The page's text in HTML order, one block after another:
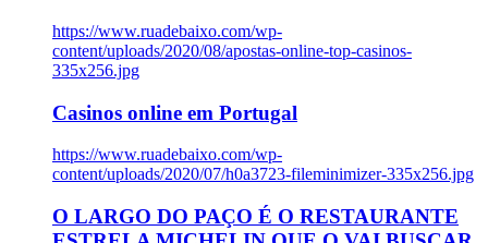
https://www.ruadebaixo.com/wp-
content/uploads/2020/08/apostas-online-top-casinos-
335x256.jpg
Casinos online em Portugal
https://www.ruadebaixo.com/wp-
content/uploads/2020/07/h0a3723-fileminimizer-335x256.jpg
O LARGO DO PAÇO É O RESTAURANTE